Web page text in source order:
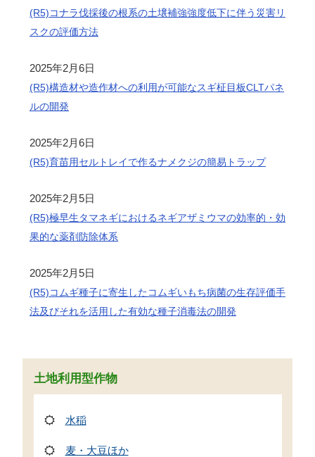
(R5)コナラ伐採後の根系の土壌補強強度低下に伴う災害リ
スクの評価方法
2025年2月6日
(R5)構造材や造作材への利用が可能なスギ柾目板CLTパネ
ルの開発
2025年2月6日
(R5)育苗用セルトレイで作るナメクジの簡易トラップ
2025年2月5日
(R5)極早生タマネギにおけるネギアザミウマの効率的・効
果的な薬剤防除体系
2025年2月5日
(R5)コムギ種子に寄生したコムギいもち病菌の生存評価手
法及びそれを活用した有効な種子消毒法の開発
土地利用型作物
水稲
麦・大豆ほか